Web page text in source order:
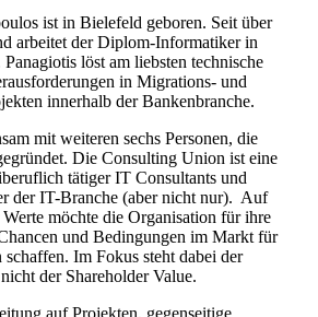
ist in Bielefeld geboren. Seit über
arbeitet der Diplom-Informatiker in
löst am liebsten technische
in Migrations- und
innerhalb der Bankenbranche.
mit weiteren sechs Personen, die
Die Consulting Union ist eine
tätiger IT Consultants und
der IT-Branche (aber nicht nur). Auf
Werte möchte die Organisation für ihre
und Bedingungen im Markt für
Im Fokus steht dabei der
der Shareholder Value.
auf Projekten, gegenseitige